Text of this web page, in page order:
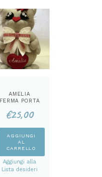
AMELIA
FERMA PORTA
€25,00
AGGIUNGI
AL
CARRELLO
Aggiungi alla
Lista desideri